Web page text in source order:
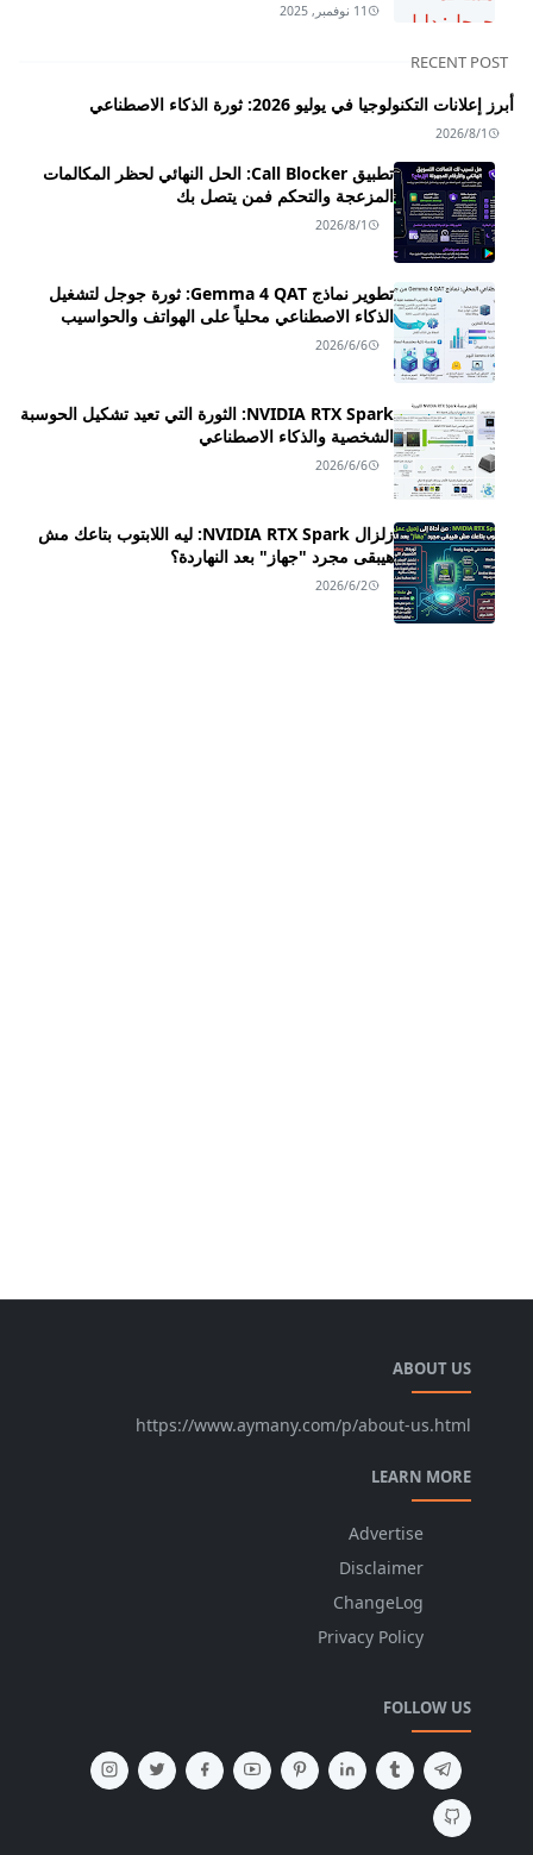
11 نوفمبر, 2025
RECENT POST
أبرز إعلانات التكنولوجيا في يوليو 2026: ثورة الذكاء الاصطناعي
2026/8/1
تطبيق Call Blocker: الحل النهائي لحظر المكالمات
المزعجة والتحكم فمن يتصل بك
2026/8/1
تطوير نماذج Gemma 4 QAT: ثورة جوجل لتشغيل
الذكاء الاصطناعي محلياً على الهواتف والحواسيب
2026/6/6
NVIDIA RTX Spark: الثورة التي تعيد تشكيل الحوسبة
الشخصية والذكاء الاصطناعي
2026/6/6
زلزال NVIDIA RTX Spark: ليه اللابتوب بتاعك مش
هيبقى مجرد "جهاز" بعد النهاردة؟
2026/6/2
ABOUT US
https://www.aymany.com/p/about-us.html
LEARN MORE
Advertise
Disclaimer
ChangeLog
Privacy Policy
FOLLOW US